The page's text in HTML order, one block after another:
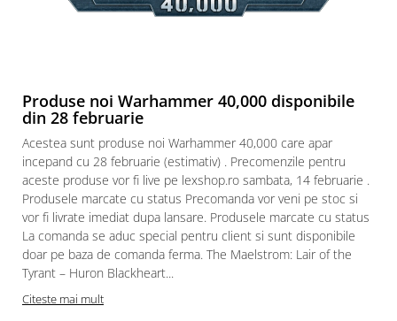
Produse noi Warhammer 40,000 disponibile
din 28 februarie
Acestea sunt produse noi Warhammer 40,000 care apar
incepand cu 28 februarie (estimativ) . Precomenzile pentru
aceste produse vor fi live pe lexshop.ro sambata, 14 februarie .
Produsele marcate cu status Precomanda vor veni pe stoc si
vor fi livrate imediat dupa lansare. Produsele marcate cu status
La comanda se aduc special pentru client si sunt disponibile
doar pe baza de comanda ferma. The Maelstrom: Lair of the
Tyrant – Huron Blackheart...
Citeste mai mult